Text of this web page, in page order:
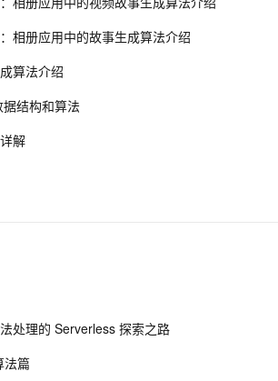
好用的数据结构与API(三)
相册应用中的故事生成算法介绍
算法介绍
结构和算法
解
处理的 Serverless 探索之路
法篇